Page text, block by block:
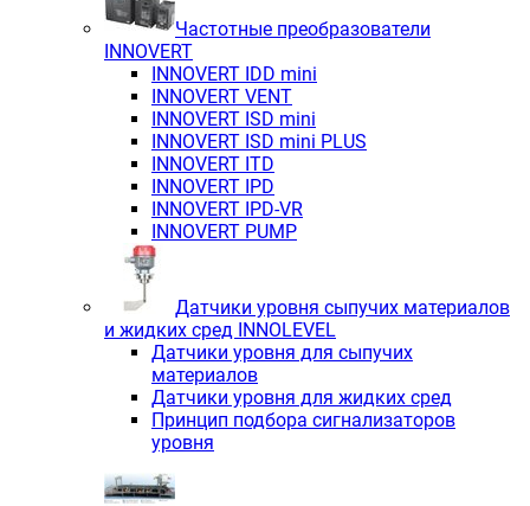
Частотные преобразователи
INNOVERT
INNOVERT IDD mini
INNOVERT VENT
INNOVERT ISD mini
INNOVERT ISD mini PLUS
INNOVERT ITD
INNOVERT IРD
INNOVERT IРD-VR
INNOVERT PUMP
Датчики уровня сыпучих материалов
и жидких сред INNOLEVEL
Датчики уровня для сыпучих
материалов
Датчики уровня для жидких сред
Принцип подбора сигнализаторов
уровня